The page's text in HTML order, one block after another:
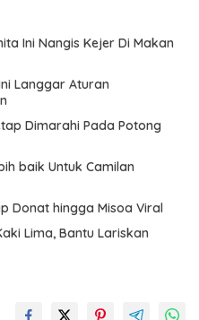
Ini Nangis Kejer Di Makan
Langgar Aturan
Dimarahi Pada Potong
baik Untuk Camilan
Donat hingga Misoa Viral
Lima, Bantu Lariskan